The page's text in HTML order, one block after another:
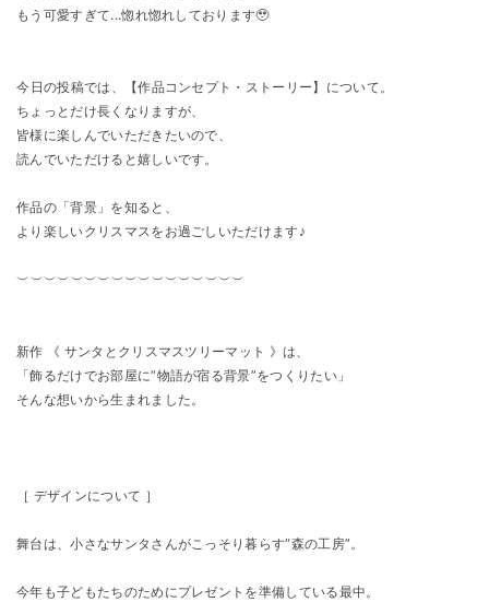
もう可愛すぎて...惚れ惚れしております🥹
⁡今日の投稿では、【作品コンセプト・ストーリー】について。
ちょっとだけ長くなりますが、
皆様に楽しんでいただきたいので、
読んでいただけると嬉しいです。
作品の「背景」を知ると、
より楽しいクリスマスをお過ごしいただけます♪
⁡︶︶︶︶︶︶︶︶︶︶︶︶︶︶︶︶︶
新作 《 サンタとクリスマスツリーマット 》は、
「飾るだけでお部屋に“物語が宿る背景”をつくりたい」
そんな想いから生まれました。
［ デザインについて ］
舞台は、小さなサンタさんがこっそり暮らす“森の工房”。
今年も子どもたちのためにプレゼントを準備している最中。